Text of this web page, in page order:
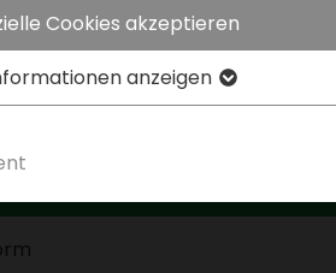
Cookies akzeptieren
anzeigen